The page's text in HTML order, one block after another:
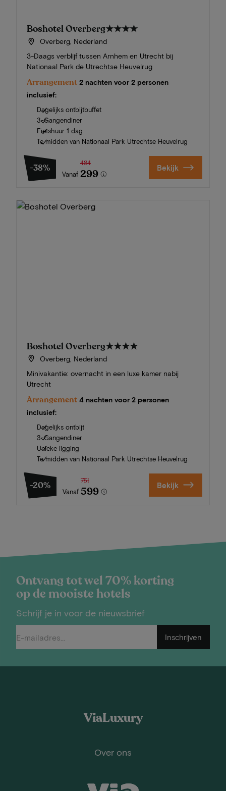
Boshotel Overberg★★★★
Overberg, Nederland
3-Daags verblijf tussen Arnhem en Utrecht bij
Nationaal Park de Utrechtse Heuvelrug
Arrangement 2 nachten voor 2 personen
inclusief:
Dagelijks ontbijtbuffet
3-Gangendiner
Fietshuur 1 dag
Te midden van Nationaal Park Utrechtse Heuvelrug
-38%
Vanaf
484
299 Bekijk
Boshotel Overberg★★★★
Overberg, Nederland
Minivakantie: overnacht in een luxe kamer nabij
Utrecht
Arrangement 4 nachten voor 2 personen
inclusief:
Dagelijks ontbijt
3-Gangendiner
Unieke ligging
Te midden van Nationaal Park Utrechtse Heuvelrug
-20%
Vanaf
751
599 Bekijk
Ontvang tot wel 70% korting
op de mooiste hotels
Schrijf je in voor de nieuwsbrief
Inschrijven
ViaLuxury
Over ons